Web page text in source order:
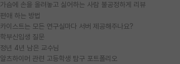
가슴에 손을 올려놓고 싫어하는 사람 불공정하게 리뷰
편애 하는 방법
카이스트는 모든 연구실마다 서버 제공해주나요?
학부신입생 질문
정년 4년 남은 교수님
알츠하이머 관련 고등학생 탐구 포트폴리오